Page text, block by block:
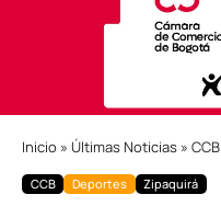
Inicio » Últimas Noticias » CCB
CCB Deportes Zipaquirá